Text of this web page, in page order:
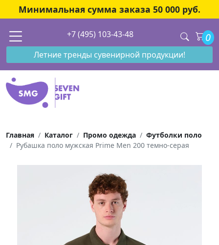
Минимальная сумма заказа 50 000 руб.
+7 (495) 103-43-48 0
Летние тренды сувенирной продукции!
Главная Каталог Промо одежда
Футболки поло
Рубашка поло мужская Prime Men 200 темно-серая